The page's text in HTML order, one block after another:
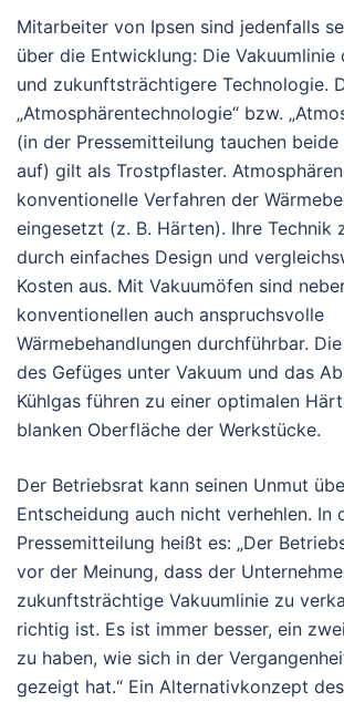
Mitarbeiter von Ipsen sind jedenfalls
über die Entwicklung: Die Vakuumlinie
und zukunftsträchtigere Technologie.
„Atmosphärentechnologie“ bzw.
(in der Pressemitteilung tauchen beide
auf) gilt als Trostpflaster.
konventionelle Verfahren der
eingesetzt (z. B. Härten). Ihre Technik
durch einfaches Design und
Kosten aus. Mit Vakuumöfen sind
konventionellen auch anspruchsvolle
Wärmebehandlungen durchführbar.
des Gefüges unter Vakuum und das
Kühlgas führen zu einer optimalen
blanken Oberfläche der Werkstücke.
Der Betriebsrat kann seinen Unmut
Entscheidung auch nicht verhehlen. In
Pressemitteilung heißt es: „Der
vor der Meinung, dass der
zukunftsträchtige Vakuumlinie zu
richtig ist. Es ist immer besser, ein
zu haben, wie sich in der
gezeigt hat.“ Ein Alternativkonzept